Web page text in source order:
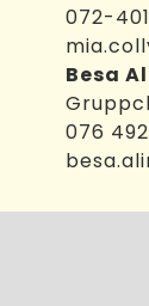
072-
Besa
076 492